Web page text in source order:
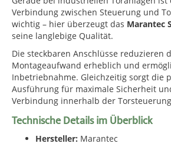
Verbindung zwischen Steuerung und
wichtig – hier überzeugt das Marantec
seine langlebige Qualität.
Die steckbaren Anschlüsse reduzieren
Montageaufwand erheblich und
Inbetriebnahme. Gleichzeitig sorgt die
Ausführung für maximale Sicherheit
Verbindung innerhalb der
Technische Details im Überblick
Hersteller: Marantec